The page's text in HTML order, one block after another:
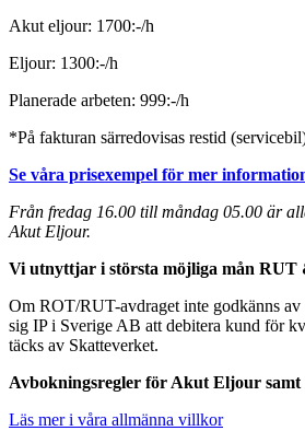
Akut eljour: 1700:-/h
Eljour: 1300:-/h
Planerade arbeten: 999:-/h
*På fakturan särredovisas restid
Se våra prisexempel för mer
Från fredag 16.00 till måndag 05.00 är
Akut Eljour.
Vi utnyttjar i största möjliga mån RUT
Om ROT/RUT-avdraget inte godkänns av
sig IP i Sverige AB att debitera kund för
täcks av Skatteverket.
Avbokningsregler för Akut Eljour
Läs mer i våra allmänna villkor